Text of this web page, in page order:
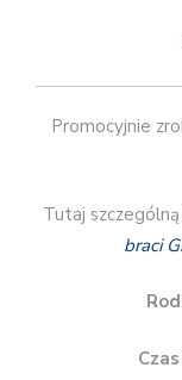
Promocyjnie
Tutaj
braci